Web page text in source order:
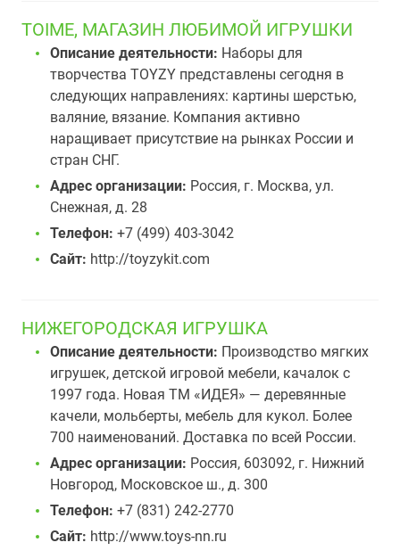
TOIME, МАГАЗИН ЛЮБИМОЙ ИГРУШКИ
Описание деятельности: Наборы для
творчества TOYZY представлены сегодня в
следующих направлениях: картины шерстью,
валяние, вязание. Компания активно
наращивает присутствие на рынках России и
стран СНГ.
Адрес организации: Россия, г. Москва, ул.
Снежная, д. 28
Телефон: +7 (499) 403-3042
Сайт: http://toyzykit.com
НИЖЕГОРОДСКАЯ ИГРУШКА
Описание деятельности: Производство мягких
игрушек, детской игровой мебели, качалок с
1997 года. Новая ТМ «ИДЕЯ» — деревянные
качели, мольберты, мебель для кукол. Более
700 наименований. Доставка по всей России.
Адрес организации: Россия, 603092, г. Нижний
Новгород, Московское ш., д. 300
Телефон: +7 (831) 242-2770
Сайт: http://www.toys-nn.ru